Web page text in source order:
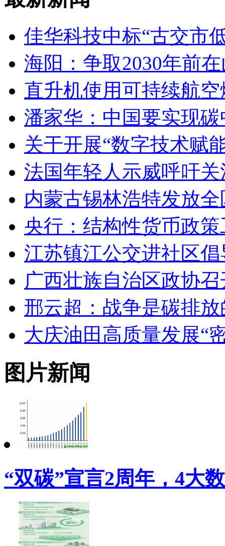
佳华科技中标“古交市
海阳：争取2030年前
直升机使用可持续航
潘家华：中国要实现
关于开展“数字技术赋
法国年轻人示威呼吁
内蒙古锡林浩特发放
央行：结构性货币政
江苏镇江公交进社区
广西壮族自治区政协
邢云超：战争是碳排
大庆油田高质量发展“
图片新闻
“双碳”宣言2周年，4大